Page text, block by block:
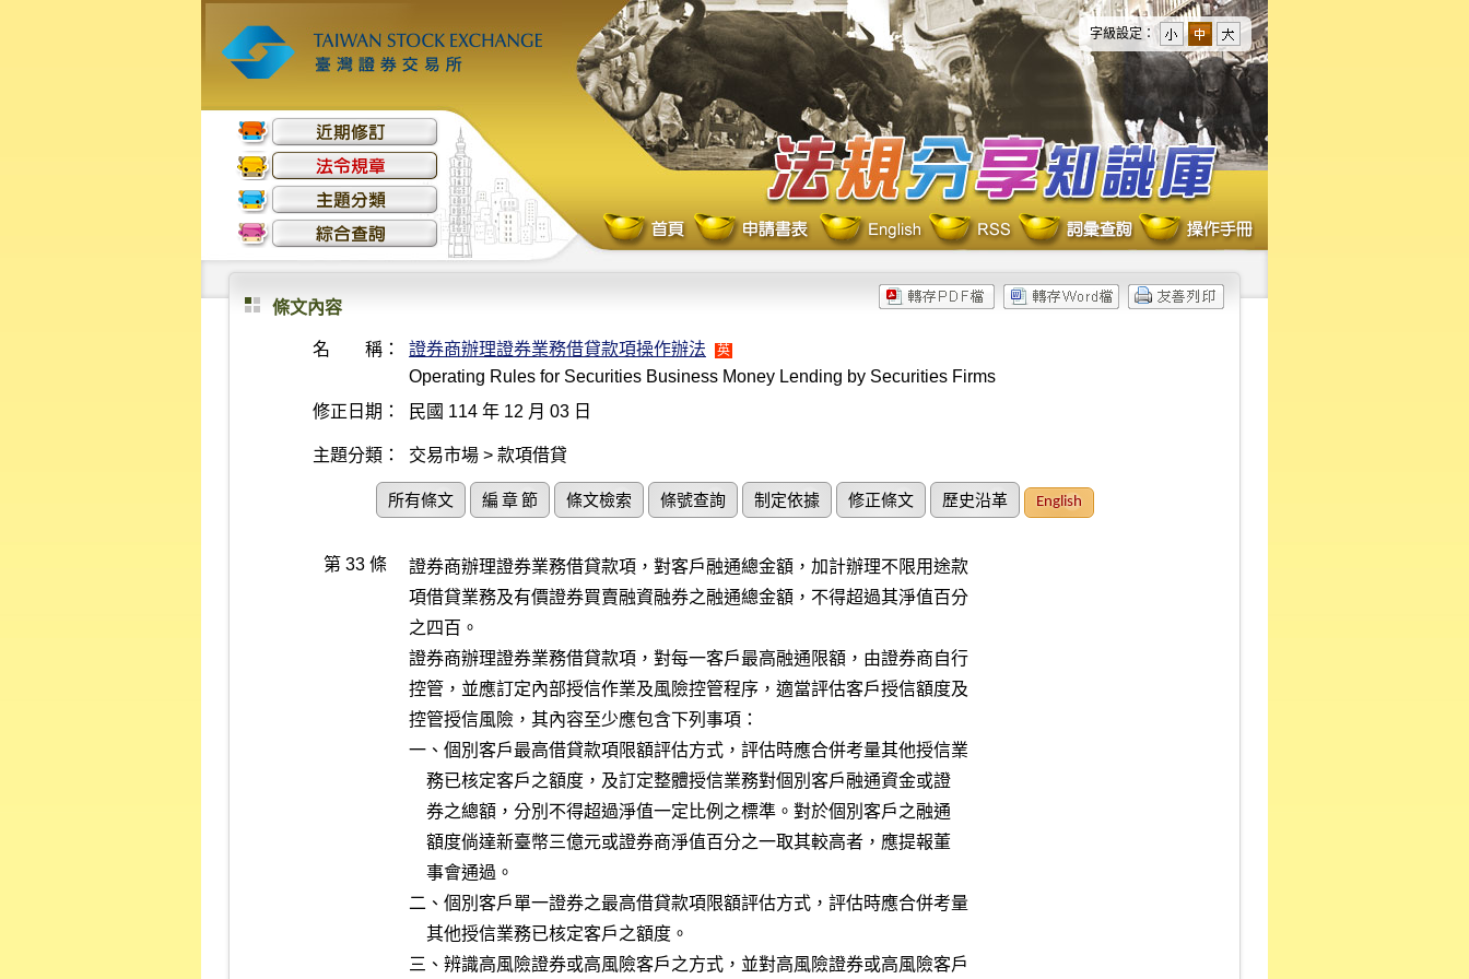
字級設定：
條文內容
名 稱： 證券商辦理證券業務借貸款項操作辦法 英
Operating Rules for Securities Business Money Lending by Securities Firms
修正日期：
民國 114 年 12 月 03 日
主題分類： 交易市場 > 款項借貸
所有條文 編 章 節 條文檢索 條號查詢 制定依據 修正條文 歷史沿革 English
第 33 條
證券商辦理證券業務借貸款項，對客戶融通總金額，加計辦理不限用途款
項借貸業務及有價證券買賣融資融券之融通總金額，不得超過其淨值百分
之四百。
證券商辦理證券業務借貸款項，對每一客戶最高融通限額，由證券商自行
控管，並應訂定內部授信作業及風險控管程序，適當評估客戶授信額度及
控管授信風險，其內容至少應包含下列事項：
一、個別客戶最高借貸款項限額評估方式，評估時應合併考量其他授信業
二、個別客戶單一證券之最高借貸款項限額評估方式，評估時應合併考量
三、辨識高風險證券或高風險客戶之方式，並對高風險證券或高風險客戶